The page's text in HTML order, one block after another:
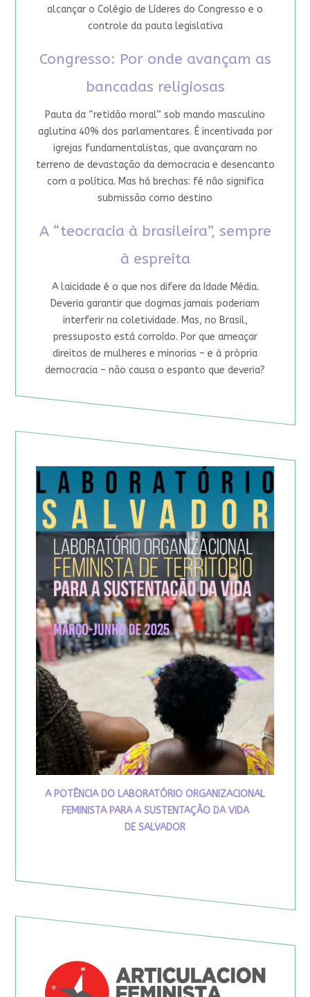
alcançar o Colégio de Líderes do Congresso e o
controle da pauta legislativa
Congresso: Por onde avançam as
bancadas religiosas
Pauta da “retidão moral” sob mando masculino
aglutina 40% dos parlamentares. É incentivada por
igrejas fundamentalistas, que avançaram no
terreno de devastação da democracia e desencanto
com a política. Mas há brechas: fé não significa
submissão como destino
A “teocracia à brasileira”, sempre
à espreita
A laicidade é o que nos difere da Idade Média.
Deveria garantir que dogmas jamais poderiam
interferir na coletividade. Mas, no Brasil,
pressuposto está corroído. Por que ameaçar
direitos de mulheres e minorias – e à própria
democracia – não causa o espanto que deveria?
A POTÊNCIA DO LABORATÓRIO ORGANIZACIONAL
FEMINISTA PARA A SUSTENTAÇÃO DA VIDA
DE SALVADOR